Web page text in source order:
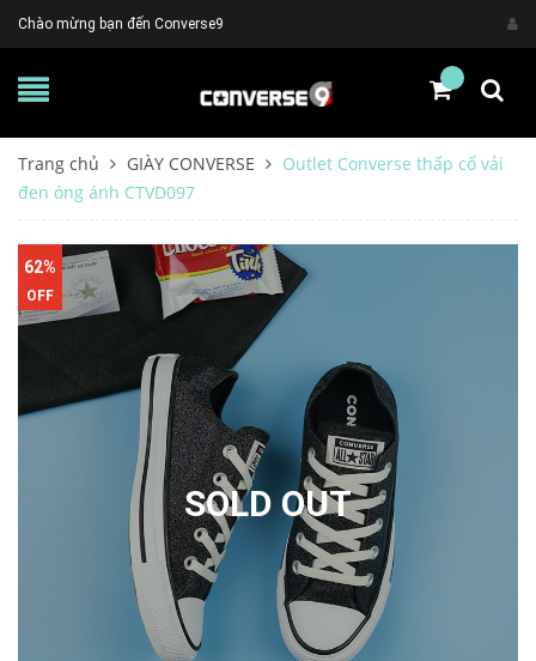
Chào mừng bạn đến Converse9
Trang chủ GIÀY CONVERSE
Outlet Converse thấp cổ vải
đen óng ánh CTVD097
SOLD OUT
62%
OFF